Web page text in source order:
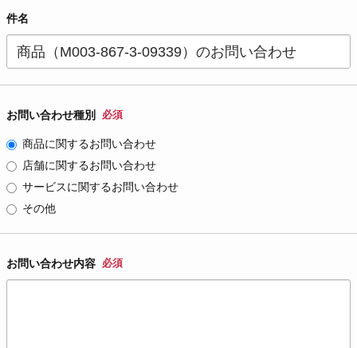
件名
お問い合わせ種別 必須
商品に関するお問い合わせ
店舗に関するお問い合わせ
サービスに関するお問い合わせ
その他
お問い合わせ内容 必須